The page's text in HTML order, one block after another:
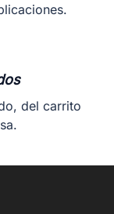
del carrito